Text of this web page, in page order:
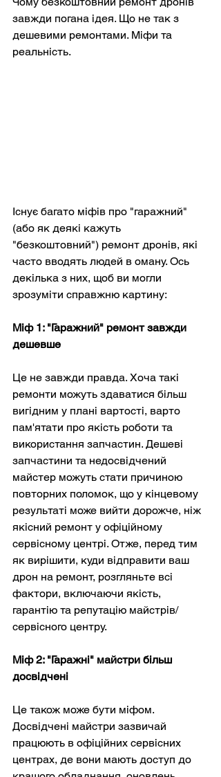
завжди погана ідея. Що не так з
дешевими ремонтами. Міфи та
реальність.
Існує багато міфів про "гаражний"
(або як деякі кажуть
"безкоштовний") ремонт дронів, які
часто вводять людей в оману. Ось
декілька з них, щоб ви могли
зрозуміти справжню картину:
Міф 1: "Гаражний" ремонт завжди
дешевше
Це не завжди правда. Хоча такі
ремонти можуть здаватися більш
вигідним у плані вартості, варто
пам'ятати про якість роботи та
використання запчастин. Дешеві
запчастини та недосвідчений
майстер можуть стати причиною
повторних поломок, що у кінцевому
результаті може вийти дорожче, ніж
якісний ремонт у офіційному
сервісному центрі. Отже, перед тим
як вирішити, куди відправити ваш
дрон на ремонт, розгляньте всі
фактори, включаючи якість,
гарантію та репутацію майстрів/
сервісного центру.
Міф 2: "Гаражні" майстри більш
досвідчені
Це також може бути міфом.
Досвідчені майстри зазвичай
працюють в офіційних сервісних
центрах, де вони мають доступ до